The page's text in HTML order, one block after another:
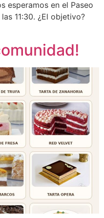
esperamos en el Paseo
11:30. ¿El objetivo?